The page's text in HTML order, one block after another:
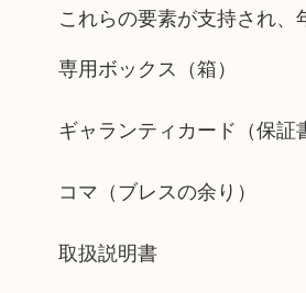
これらの要素が支持され、
専用ボックス（箱）
ギャランティカード（保証
コマ（ブレスの余り）
取扱説明書